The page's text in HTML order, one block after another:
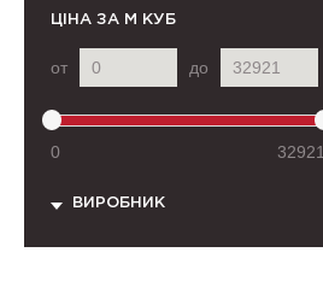
ЦІНА ЗА М КУБ
от до
0 32921
ВИРОБНИК